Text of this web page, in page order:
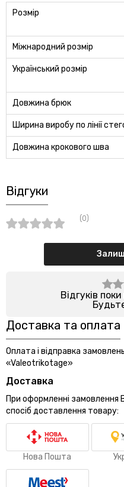
Розмір
Міжнародний розмір
Український розмір
Довжина брюк
Ширина виробу по лінії
Довжина крокового шва
Відгуки
(0)
Відгуків
Доставка та оплата
Оплата і відправка
«Valeotrikotage»
Доставка
При оформленні замовлення
спосіб доставлення товару:
Нова Пошта